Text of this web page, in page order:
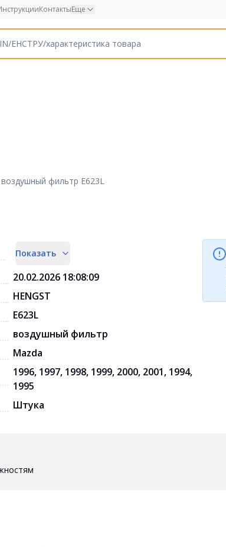
КонтактыЕще
воздушный фильтр E623L
Показать
20.02.2026 18:08:09
HENGST
E623L
воздушный фильтр
Mazda
1996, 1997, 1998, 1999, 2000, 2001, 1994,
1995
Штука